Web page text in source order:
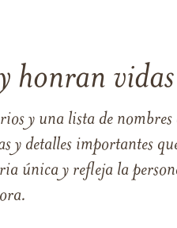
honran
y una lista de
y detalles importantes
única y refleja la